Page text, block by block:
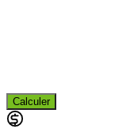
Calculer